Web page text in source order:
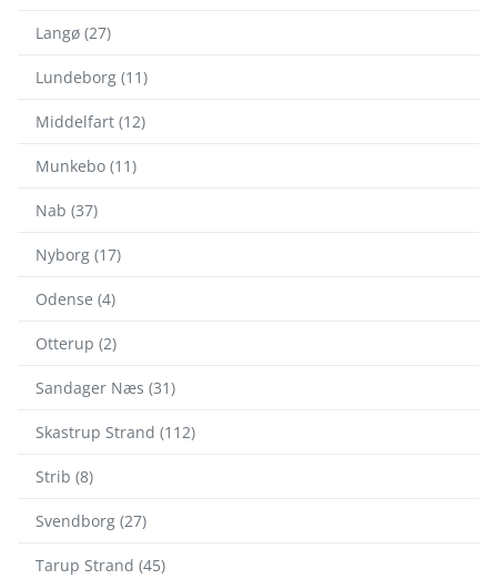
Langø (27)
Lundeborg (11)
Middelfart (12)
Munkebo (11)
Nab (37)
Nyborg (17)
Odense (4)
Otterup (2)
Sandager Næs (31)
Skastrup Strand (112)
Strib (8)
Svendborg (27)
Tarup Strand (45)